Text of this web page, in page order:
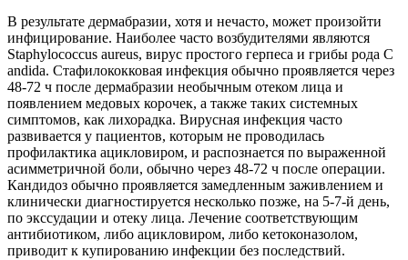
В результате дермабразии, хотя и нечасто, может произойти
инфицирование. Наиболее часто возбудителями являются
Staphylococcus aureus, вирус простого герпеса и грибы рода C
andida. Стафилококковая инфекция обычно проявляется через
48-72 ч после дермабразии необычным отеком лица и
появлением медовых корочек, а также таких системных
симптомов, как лихорадка. Вирусная инфекция часто
развивается у пациентов, которым не проводилась
профилактика ацикловиром, и распознается по выраженной
асимметричной боли, обычно через 48-72 ч после операции.
Кандидоз обычно проявляется замедленным заживлением и
клинически диагностируется несколько позже, на 5-7-й день,
по экссудации и отеку лица. Лечение соответствующим
антибиотиком, либо ацикловиром, либо кетоконазолом,
приводит к купированию инфекции без последствий.